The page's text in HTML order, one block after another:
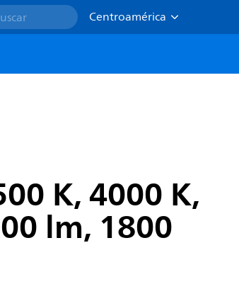
Centroamérica
K, 4000 K,
lm, 1800